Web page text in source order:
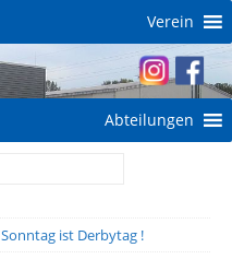
Verein
Abteilungen
Sonntag ist Derbytag !